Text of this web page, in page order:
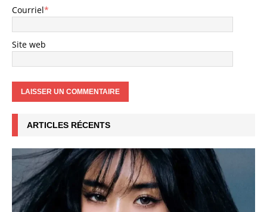
Courriel*
Site web
ARTICLES RÉCENTS